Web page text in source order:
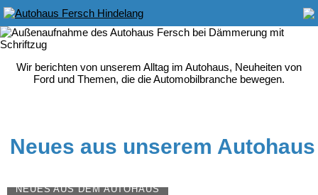
Wir berichten von unserem Alltag im Autohaus, Neuheiten von
Ford und Themen, die die Automobilbranche bewegen.
Neues aus unserem Autohaus
NEUES AUS DEM AUTOHAUS